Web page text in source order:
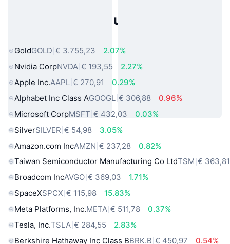
Populaire activa uit de echte
GoldGOLD € 3.755,23
2.07%
Nvidia CorpNVDA € 193,55
2.27%
Apple Inc.AAPL € 270,91
0.29%
Alphabet Inc Class AGOOGL € 306,88
0.96%
Microsoft CorpMSFT € 432,03
0.03%
SilverSILVER € 54,98
3.05%
Amazon.com IncAMZN € 237,28
0.82%
Taiwan Semiconductor Manufacturing Co LtdTSM € 363,81
Broadcom IncAVGO € 369,03
1.71%
SpaceXSPCX € 115,98
15.83%
Meta Platforms, Inc.META € 511,78
0.37%
Tesla, Inc.TSLA € 284,55
2.83%
Berkshire Hathaway Inc Class BBRK.B € 450,97
0.54%